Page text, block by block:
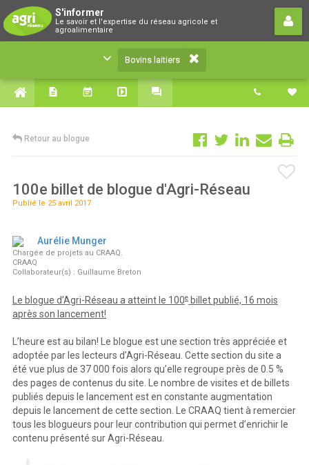
S'informer
Le savoir et l'expertise du réseau agricole et
agroalimentaire
Bovins laitiers
Le savoir et l'expertise du réseau agricole et
agroalimentaire
Bovins laitiers
Retour au blogue
100e billet de blogue d'Agri-Réseau
Publié le 25 avril 2017
Aurélie Munger
Chargée de projets au CRAAQ.
CRAAQ
Collaborateur(s) : Guillaume Breton
Le blogue d’Agri-Réseau a atteint le 100e billet publié, 16 mois
après son lancement!
L’heure est au bilan! Le blogue est une section très appréciée et
adoptée par les lecteurs d’Agri-Réseau. Cette section du site a
été vue plus de 37 000 fois alors qu’elle regroupe près de 0.5 %
des pages de contenus du site. Le nombre de visites et de billets
publiés depuis le lancement est en constante augmentation
depuis le lancement de cette section. Le CRAAQ tient à remercier
tous les blogueurs pour leur contribution qui permet d’enrichir le
contenu présenté sur Agri-Réseau.